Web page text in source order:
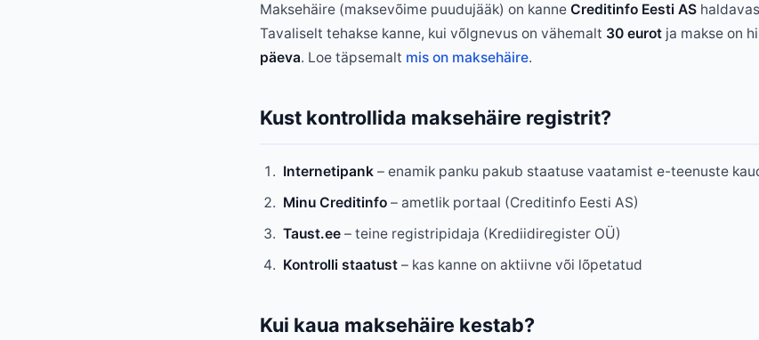
Maksehäire (maksevõime puudujääk) on kanne Creditinfo Eesti AS
Tavaliselt tehakse kanne, kui võlgnevus on vähemalt 30 eurot ja makse on
päeva. Loe täpsemalt mis on maksehäire.
Kust kontrollida maksehäire registrit?
Internetipank– enamik panku pakub staatuse vaatamist e-teenuste
Minu Creditinfo– ametlik portaal (Creditinfo Eesti AS)
Taust.ee– teine registripidaja (Krediidiregister OÜ)
Kontrolli staatust– kas kanne on aktiivne või lõpetatud
Kui kaua maksehäire kestab?